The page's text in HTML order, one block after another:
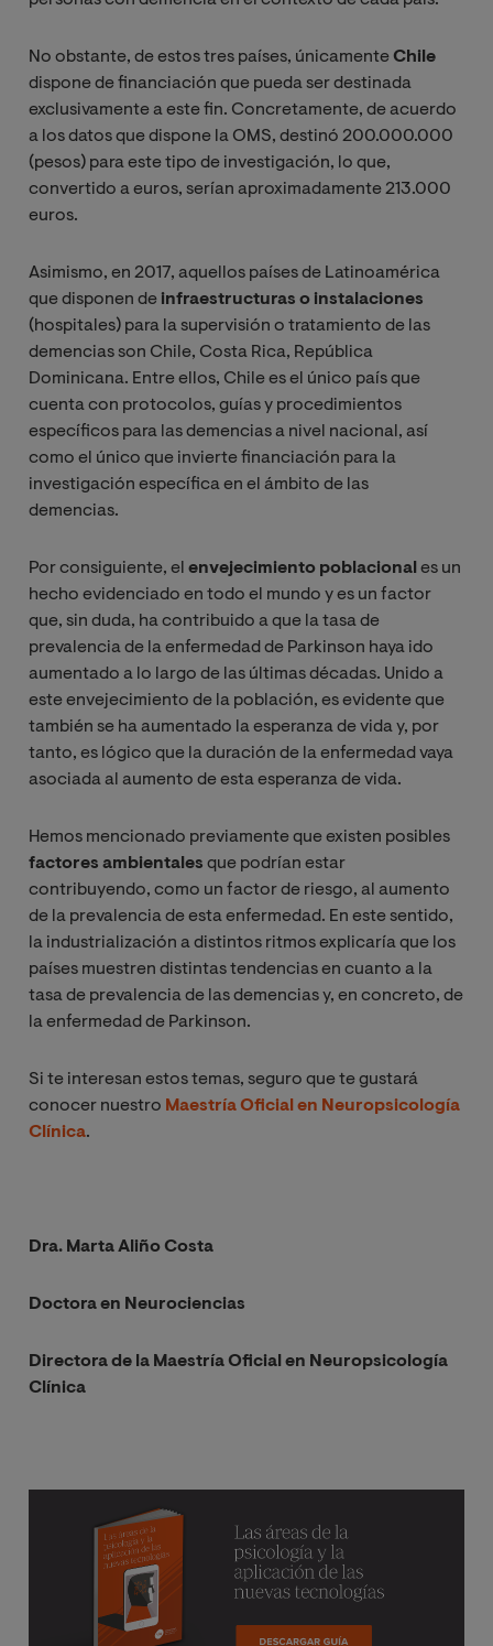
No obstante, de estos tres países, únicamenteChile
dispone de financiación que pueda ser destinada
exclusivamente a este fin. Concretamente, de acuerdo
a los datos que dispone la OMS, destinó 200.000.000
(pesos) para este tipo de investigación, lo que,
convertido a euros, serían aproximadamente 213.000
euros.
Asimismo, en 2017, aquellos países de Latinoamérica
que disponen de infraestructuras o instalaciones
(hospitales) para la supervisión o tratamiento de las
demencias son Chile, Costa Rica, República
Dominicana. Entre ellos, Chile es el único país que
cuenta con protocolos, guías y procedimientos
específicos para las demencias a nivel nacional, así
como el único que invierte financiación para la
investigación específica en el ámbito de las
demencias.
Por consiguiente, el envejecimiento poblacional es un
hecho evidenciado en todo el mundo y es un factor
que, sin duda, ha contribuido a que la tasa de
prevalencia de la enfermedad de Parkinson haya ido
aumentado a lo largo de las últimas décadas. Unido a
este envejecimiento de la población, es evidente que
también se ha aumentado la esperanza de vida y, por
tanto, es lógico que la duración de la enfermedad vaya
asociada al aumento de esta esperanza de vida.
Hemos mencionado previamente que existen posibles
factores ambientales que podrían estar
contribuyendo, como un factor de riesgo, al aumento
de la prevalencia de esta enfermedad. En este sentido,
la industrialización a distintos ritmos explicaría que los
países muestren distintas tendencias en cuanto a la
tasa de prevalencia de las demencias y, en concreto, de
la enfermedad de Parkinson.
Si te interesan estos temas, seguro que te gustará
conocer nuestro Maestría Oficial en Neuropsicología
Clínica.
Dra. Marta Aliño Costa
Doctora en Neurociencias
Directora de la Maestría Oficial en Neuropsicología
Clínica